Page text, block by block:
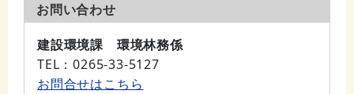
お問い合わせ
建設環境課 環境林務係
TEL ：0265-33-5127
お問合せはこちら